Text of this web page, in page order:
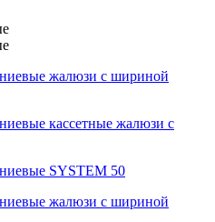
жалюзи с шириной
кассетные жалюзи с
SYSTEM 50
жалюзи с шириной